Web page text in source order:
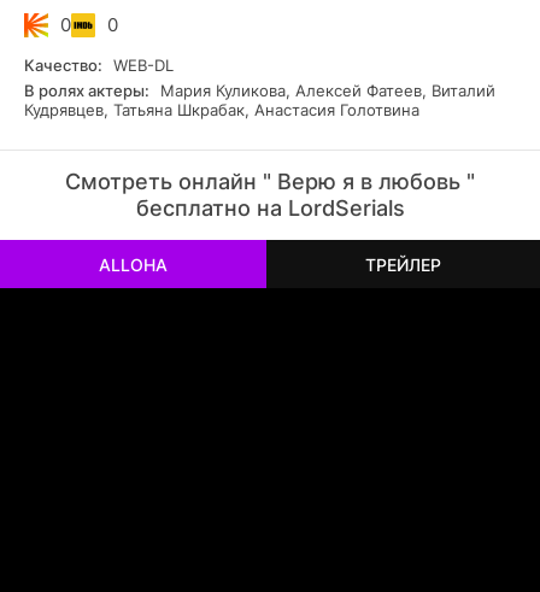
0 0
Качество:
WEB-DL
В ролях актеры:
Мария Куликова, Алексей Фатеев, Виталий
Кудрявцев, Татьяна Шкрабак, Анастасия Голотвина
Смотреть онлайн " Верю я в любовь "
бесплатно на LordSerials
РЕКЛАМА
РЕКЛАМА
РЕКЛАМА
РЕКЛАМА
РЕКЛАМАALLOHA ТРЕЙЛЕР